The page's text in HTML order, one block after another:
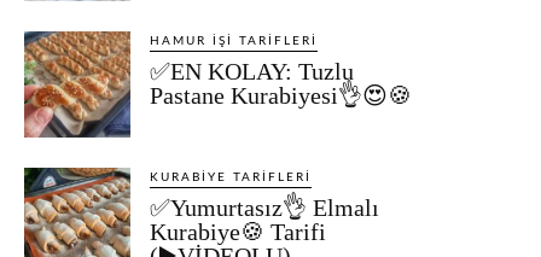
HAMUR İŞI TARIFLERI
✅EN KOLAY: Tuzlu
Pastane Kurabiyesi👌😍🍪
KURABIYE TARIFLERI
✅Yumurtasız👌 Elmalı
Kurabiye🍪 Tarifi